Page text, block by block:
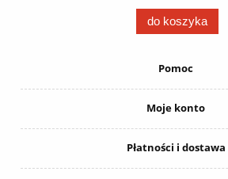
do koszyka
Pomoc
Moje konto
Płatności i dostawa